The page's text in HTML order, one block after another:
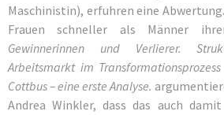
Maschinistin), erfuhren eine
Frauen schneller als Männer
Gewinnerinnen und Verlierer.
Arbeitsmarkt im
Cottbus – eine erste Analyse.
Andrea Winkler, dass das auch